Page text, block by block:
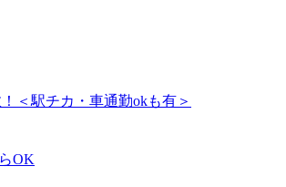
＜駅チカ・車通勤okも有＞
OK